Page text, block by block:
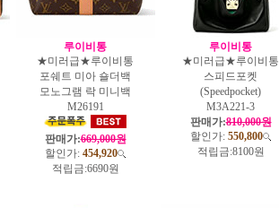
루이비통
★미러급★루이비통
포쉐트 미아 숄더백
모노그램 락 미니백
M26191
판매가:669,000원
할인가: 454,920
적립금:6690원
루이비통
★미러급★루이비통
스피드포켓
(Speedpocket)
M3A221-3
판매가:810,000원
할인가: 550,800
적립금:8100원